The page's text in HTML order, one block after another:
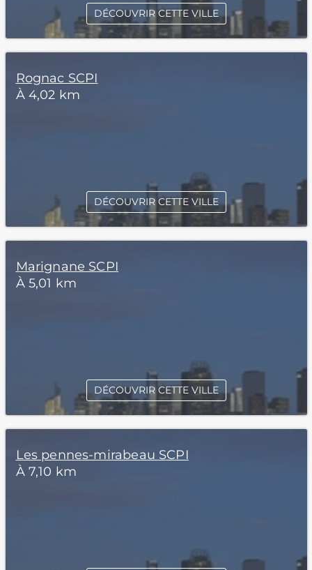
DÉCOUVRIR CETTE VILLE
Rognac SCPI
À 4,02 km
DÉCOUVRIR CETTE VILLE
Marignane SCPI
À 5,01 km
DÉCOUVRIR CETTE VILLE
Les pennes-mirabeau SCPI
À 7,10 km